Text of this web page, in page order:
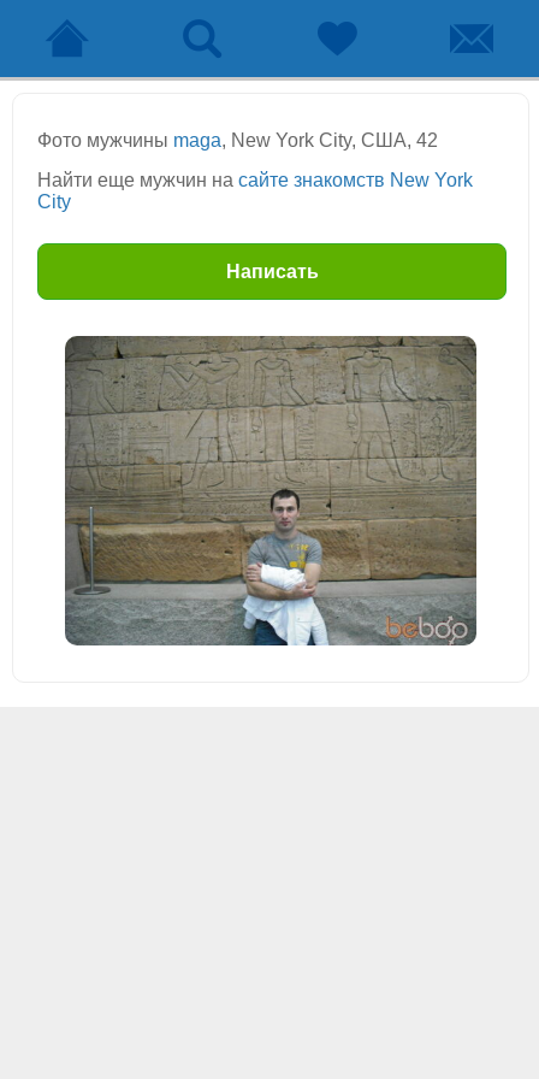
Фото мужчины maga, New York City, США, 42
Найти еще мужчин на сайте знакомств New York
City
Написать